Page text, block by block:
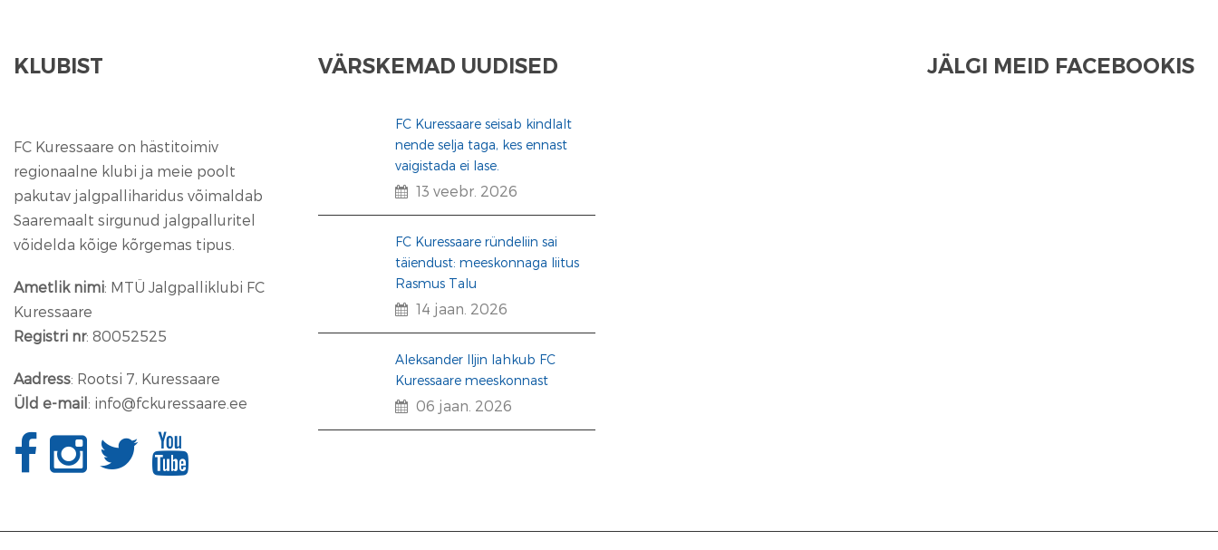
KLUBIST
FC Kuressaare on hästitoimiv
regionaalne klubi ja meie poolt
pakutav jalgpalliharidus võimaldab
Saaremaalt sirgunud jalgpalluritel
võidelda kõige kõrgemas tipus.
Ametlik nimi: MTÜ Jalgpalliklubi FC
Kuressaare
Registri nr: 80052525
Aadress: Rootsi 7, Kuressaare
Üld e-mail: info@fckuressaare.ee
VÄRSKEMAD UUDISED
FC Kuressaare seisab kindlalt
nende selja taga, kes ennast
vaigistada ei lase.
13 veebr. 2026
FC Kuressaare ründeliin sai
täiendust: meeskonnaga liitus
Rasmus Talu
14 jaan. 2026
Aleksander Iljin lahkub FC
Kuressaare meeskonnast
06 jaan. 2026
JÄLGI MEID FACEBOOKIS